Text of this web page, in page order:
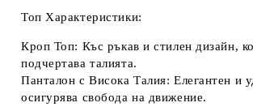
Топ Характеристики:
Кроп Топ: Къс ръкав и стилен дизайн,
подчертава талията.
Панталон с Висока Талия: Елегантен и
осигурява свобода на движение.